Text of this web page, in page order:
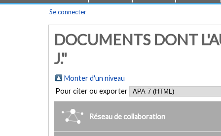
Se connecter
DOCUMENTS DONT
J."
Monter d'un niveau
Pour citer ou exporter
Réseau de collaboration